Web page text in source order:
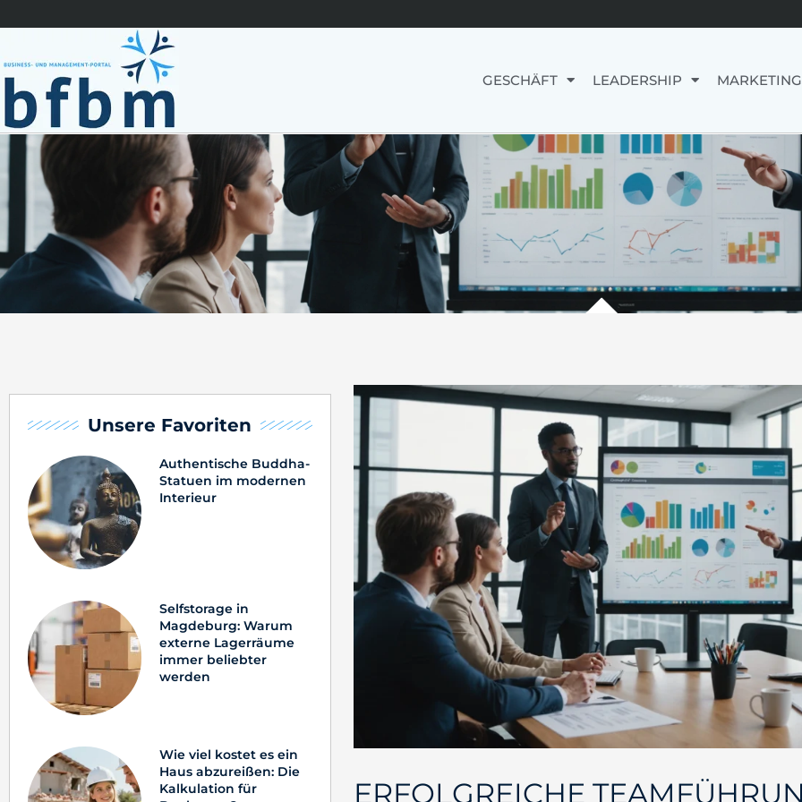
GESCHÄFT LEADERSHIP
Unsere Favoriten
Authentische Buddha-
Statuen im modernen
Interieur
Selfstorage in
Magdeburg: Warum
externe Lagerräume
immer beliebter
werden
Wie viel kostet es ein
Haus abzureißen: Die
Kalkulation für
ERFOLGREICHE